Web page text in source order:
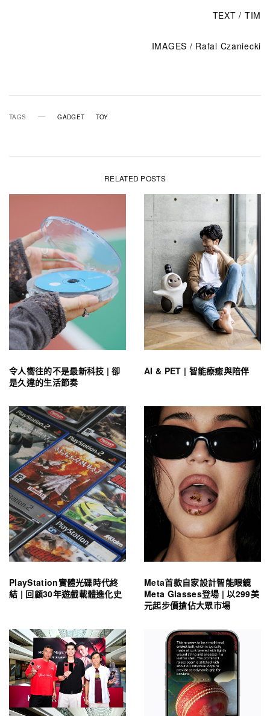
TEXT / TIM
IMAGES / Rafal Czaniecki
TAGS GADGET TOY
RELATED POSTS
令人嚮往的不是最新科技 | 卻
是久違的生活節奏
AI & PET | 智能療癒與陪伴
PlayStation實體光碟時代終
結 | 回顧30年遊戲載體進化史
Meta首款自家設計智能眼鏡
Meta Glasses登場 | 以299美
元起步價搶佔大眾市場